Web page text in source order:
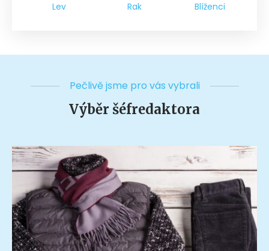
Lev Rak Blíženci
Pečlivě jsme pro vás vybrali
Výběr šéfredaktora